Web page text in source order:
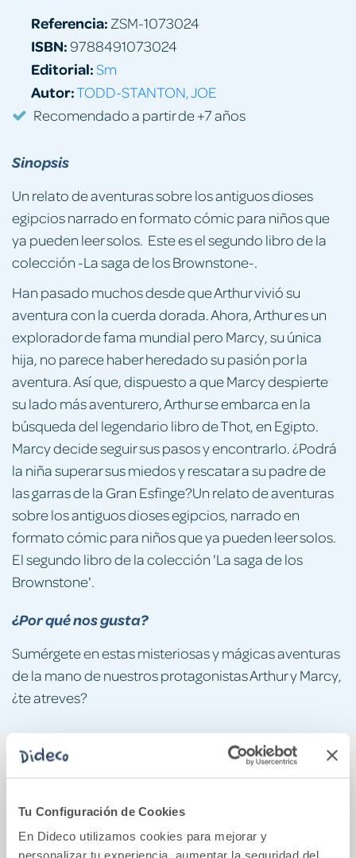
Tu Configuración de Cookies
En Dideco utilizamos cookies para mejorar y
personalizar tu experiencia, aumentar la seguridad del
Sinopsis
Un relato de aventuras sobre los antiguos dioses
egipcios narrado en formato cómic para niños que
ya pueden leer solos. Este es el segundo libro de la
colección -La saga de los Brownstone-.
Han pasado muchos desde que Arthur vivió su
aventura con la cuerda dorada. Ahora, Arthur es un
explorador de fama mundial pero Marcy, su única
hija, no parece haber heredado su pasión por la
aventura. Así que, dispuesto a que Marcy despierte
su lado más aventurero, Arthur se embarca en la
búsqueda del legendario libro de Thot, en Egipto.
Marcy decide seguir sus pasos y encontrarlo. ¿Podrá
la niña superar sus miedos y rescatar a su padre de
las garras de la Gran Esfinge?Un relato de aventuras
sobre los antiguos dioses egipcios, narrado en
formato cómic para niños que ya pueden leer solos.
El segundo libro de la colección 'La saga de los
Brownstone'.
¿Por qué nos gusta?
Sumérgete en estas misteriosas y mágicas aventuras
de la mano de nuestros protagonistas Arthur y Marcy,
¿te atreves?
Referencia: ZSM-1073024
ISBN:9788491073024
Editorial:Sm
Autor:TODD-STANTON, JOE
Recomendado a partir de +7 años
También podría gustarte...